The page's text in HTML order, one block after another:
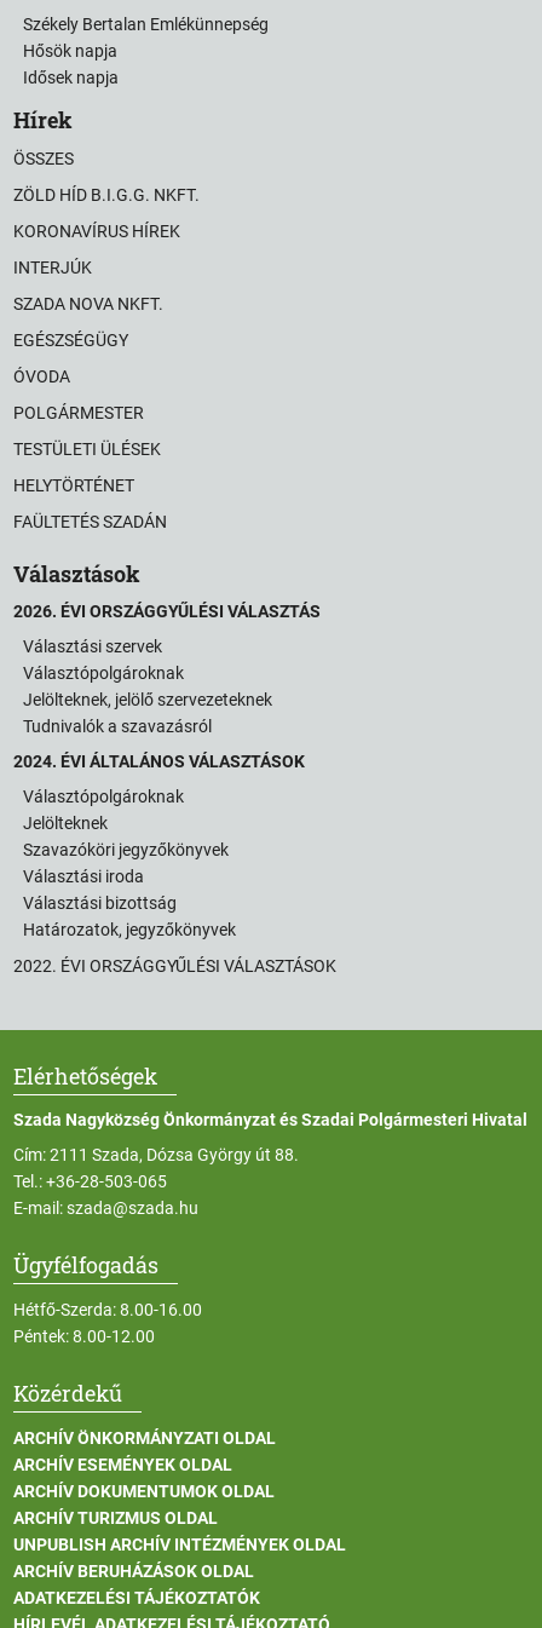
Székely Bertalan Emlékünnepség
Hősök napja
Idősek napja
Hírek
ÖSSZES
ZÖLD HÍD B.I.G.G. NKFT.
KORONAVÍRUS HÍREK
INTERJÚK
SZADA NOVA NKFT.
EGÉSZSÉGÜGY
ÓVODA
POLGÁRMESTER
TESTÜLETI ÜLÉSEK
HELYTÖRTÉNET
FAÜLTETÉS SZADÁN
Választások
2026. ÉVI ORSZÁGGYŰLÉSI VÁLASZTÁS
Választási szervek
Választópolgároknak
Jelölteknek, jelölő szervezeteknek
Tudnivalók a szavazásról
2024. ÉVI ÁLTALÁNOS VÁLASZTÁSOK
Választópolgároknak
Jelölteknek
Szavazóköri jegyzőkönyvek
Választási iroda
Választási bizottság
Határozatok, jegyzőkönyvek
2022. ÉVI ORSZÁGGYŰLÉSI VÁLASZTÁSOK
Elérhetőségek
Szada Nagyközség Önkormányzat és Szadai Polgármesteri Hivatal
Cím: 2111 Szada, Dózsa György út 88.
Tel.:+36-28-503-065
E-mail:szada@szada.hu
Ügyfélfogadás
Hétfő-Szerda: 8.00-16.00
Péntek: 8.00-12.00
Közérdekű
ARCHÍV ÖNKORMÁNYZATI OLDAL
ARCHÍV ESEMÉNYEK OLDAL
ARCHÍV DOKUMENTUMOK OLDAL
ARCHÍV TURIZMUS OLDAL
UNPUBLISH ARCHÍV INTÉZMÉNYEK OLDAL
ARCHÍV BERUHÁZÁSOK OLDAL
ADATKEZELÉSI TÁJÉKOZTATÓK